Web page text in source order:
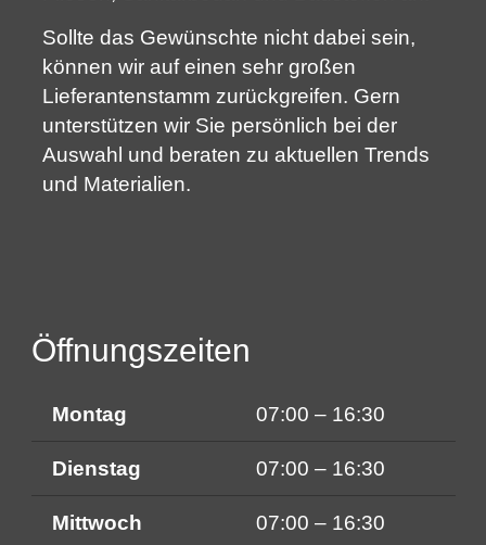
Sollte das Gewünschte nicht dabei sein,
können wir auf einen sehr großen
Lieferantenstamm zurückgreifen. Gern
unterstützen wir Sie persönlich bei der
Auswahl und beraten zu aktuellen Trends
und Materialien.
Öffnungszeiten
Montag 07:00 – 16:30
Dienstag 07:00 – 16:30
Mittwoch 07:00 – 16:30